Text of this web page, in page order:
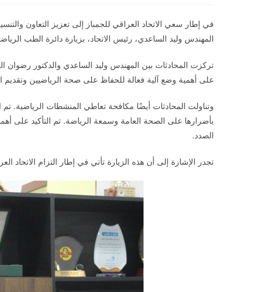
في إطار سعي الاتحاد العراقي للجمباز إلى تعزيز التعاون
المهندس وليد الساعدي، رئيس الاتحاد، بزيارة دائرة الطب
تركزت المحادثات بين المهندس وليد الساعدي والدكتور رضوان
على أهمية وضع آلية فعالة للحفاظ على صحة الرياضيين وتقديم
وتناولت المحادثات أيضًا مكافحة تعاطي المنشطات الرياضية. تم
بأضرارها على الصحة العامة وسمعة الرياضة. تم التأكيد على
الصدد.
تجدر الإشارة إلى أن هذه الزيارة تأتي في إطار التزام الاتحاد